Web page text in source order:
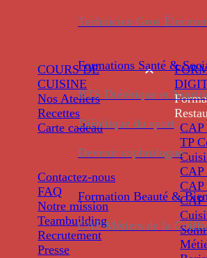
Technicien Gros
Formations Santé &
BTS Diététique et
Diététique du sport
Devenir sophrologue
Formation Beauté &
CAP Métiers de la
COURS DE
CUISINE
Nos Ateliers
Recettes
Carte cadeau
Contactez-nous
FAQ
Notre mission
Teambuilding
Recrutement
Presse
CAP
TP
CAP
CAP
CAP